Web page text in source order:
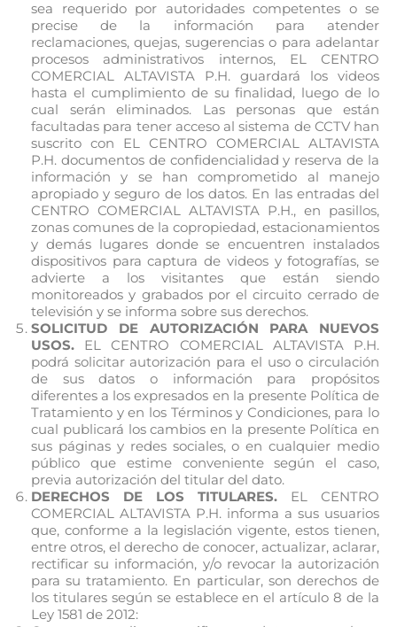
sea requerido por autoridades competentes o se
precise de la información para atender
reclamaciones, quejas, sugerencias o para adelantar
procesos administrativos internos, EL CENTRO
COMERCIAL ALTAVISTA P.H. guardará los videos
hasta el cumplimiento de su finalidad, luego de lo
cual serán eliminados. Las personas que están
facultadas para tener acceso al sistema de CCTV han
suscrito con EL CENTRO COMERCIAL ALTAVISTA
P.H. documentos de confidencialidad y reserva de la
información y se han comprometido al manejo
apropiado y seguro de los datos. En las entradas del
CENTRO COMERCIAL ALTAVISTA P.H., en pasillos,
zonas comunes de la copropiedad, estacionamientos
y demás lugares donde se encuentren instalados
dispositivos para captura de videos y fotografías, se
advierte a los visitantes que están siendo
monitoreados y grabados por el circuito cerrado de
televisión y se informa sobre sus derechos.
SOLICITUD DE AUTORIZACIÓN PARA NUEVOS
USOS. EL CENTRO COMERCIAL ALTAVISTA P.H.
podrá solicitar autorización para el uso o circulación
de sus datos o información para propósitos
diferentes a los expresados en la presente Política de
Tratamiento y en los Términos y Condiciones, para lo
cual publicará los cambios en la presente Política en
sus páginas y redes sociales, o en cualquier medio
público que estime conveniente según el caso,
previa autorización del titular del dato.
DERECHOS DE LOS TITULARES. EL CENTRO
COMERCIAL ALTAVISTA P.H. informa a sus usuarios
que, conforme a la legislación vigente, estos tienen,
entre otros, el derecho de conocer, actualizar, aclarar,
rectificar su información, y/o revocar la autorización
para su tratamiento. En particular, son derechos de
los titulares según se establece en el artículo 8 de la
Ley 1581 de 2012: